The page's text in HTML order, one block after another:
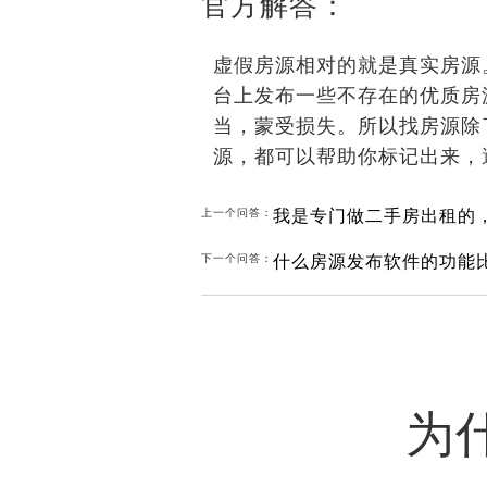
虚假房源相对的就是真实房
台上发布一些不存在的优质
当，蒙受损失。所以找房源
源，都可以帮助你标记出来
上一个问答： 我是专门做二手房出租的
下一个问答： 什么房源发布软件的功能
为